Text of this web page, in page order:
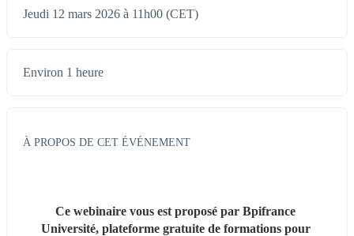
Jeudi 12 mars 2026 à 11h00 (CET)
Environ 1 heure
À PROPOS DE CET ÉVÉNEMENT
Ce webinaire vous est proposé par Bpifrance
Université, plateforme gratuite de formations pour